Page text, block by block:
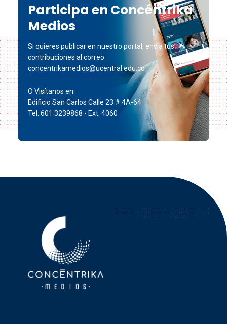
Participa en Concéntrika
Medios
Si quieres publicar en nuestro portal, envía tus
contribuciones al correo
concentrikamedios@ucentral.edu.co
O Visítanos en:
Edificio San Carlos Calle 23 # 4A-64
Tel: 601 3239868 - Ext. 4060